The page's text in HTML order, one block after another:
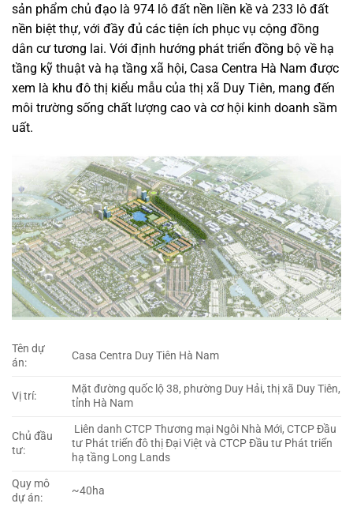
sản phẩm chủ đạo là 974 lô đất nền liền kề và 233 lô đất
nền biệt thự, với đầy đủ các tiện ích phục vụ cộng đồng
dân cư tương lai. Với định hướng phát triển đồng bộ về hạ
tầng kỹ thuật và hạ tầng xã hội, Casa Centra Hà Nam được
xem là khu đô thị kiểu mẫu của thị xã Duy Tiên, mang đến
môi trường sống chất lượng cao và cơ hội kinh doanh sầm
uất.
Tên dự
án:
Casa Centra Duy Tiên Hà Nam
Vị trí:
Mặt đường quốc lộ 38, phường Duy Hải, thị xã Duy Tiên,
tỉnh Hà Nam
Chủ đầu
tư:
Liên danh CTCP Thương mại Ngôi Nhà Mới, CTCP Đầu
tư Phát triển đô thị Đại Việt và CTCP Đầu tư Phát triển
hạ tầng Long Lands
Quy mô
dự án:
~40ha